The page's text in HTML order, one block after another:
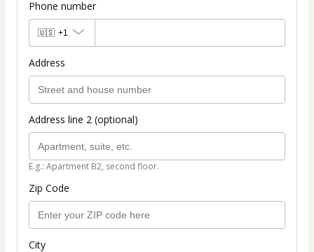
Phone number
🇺🇸 +1
Address
Address line 2 (optional)
E.g.: Apartment B2, second floor.
Zip Code
City